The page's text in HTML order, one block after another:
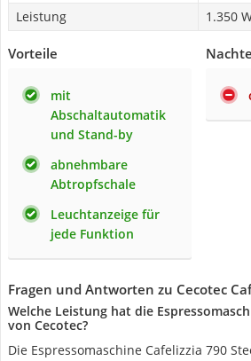
Leistung
1.350
Vorteile
mit
Abschaltautomatik
und Stand-by
abnehmbare
Abtropfschale
Leuchtanzeige für
jede Funktion
Fragen und Antworten zu Cecotec
Welche Leistung hat die
von Cecotec?
Die Espressomaschine Cafelizzia 790